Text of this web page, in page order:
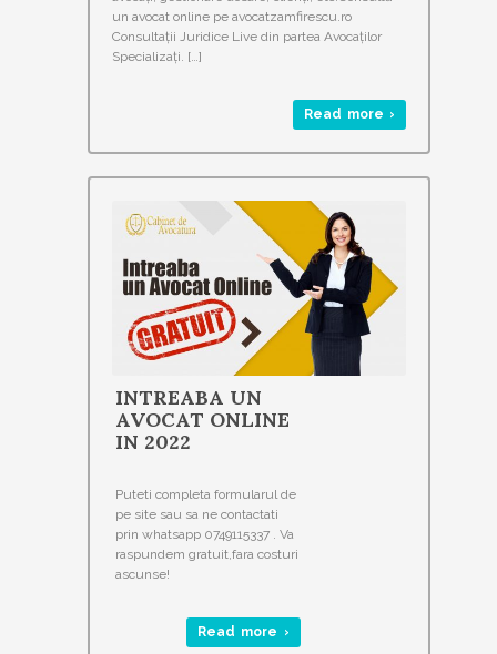
un avocat online pe avocatzamfirescu.ro
Consultații Juridice Live din partea Avocaților
Specializați. […]
Read more ›
INTREABA UN
AVOCAT ONLINE
IN 2022
Puteti completa formularul de
pe site sau sa ne contactati
prin whatsapp 0749115337 . Va
raspundem gratuit,fara costuri
ascunse!
Read more ›